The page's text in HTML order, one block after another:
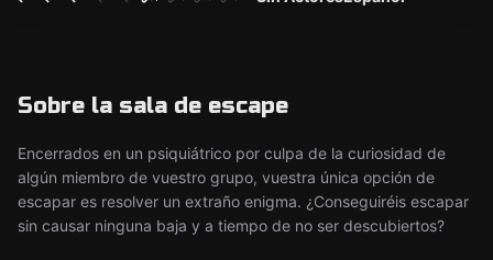
Sobre la sala de escape
Encerrados en un psiquiátrico por culpa de la curiosidad de
algún miembro de vuestro grupo, vuestra única opción de
escapar es resolver un extraño enigma. ¿Conseguiréis escapar
sin causar ninguna baja y a tiempo de no ser descubiertos?